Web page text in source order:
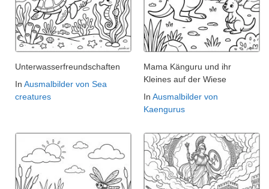
Unterwasserfreundschaften
In Ausmalbilder von Sea
creatures
Mama Känguru und ihr
Kleines auf der Wiese
In Ausmalbilder von
Kaengurus